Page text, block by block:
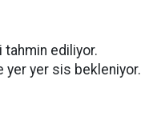
ediliyor.
yer sis bekleniyor.